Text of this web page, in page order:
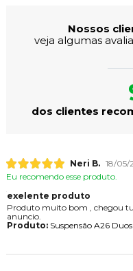
Nossos
veja algumas
dos clientes
Neri B. 18/05/
Eu recomendo esse produto.
exelente produto
Produto muito bom , chegou
anuncio.
Produto:Suspensão A26 Duos